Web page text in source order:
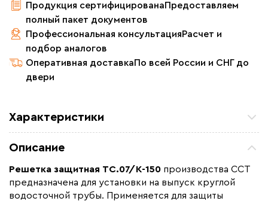
Продукция сертифицированаПредоставляем
полный пакет документов
Профессиональная консультацияРасчет и
подбор аналогов
Оперативная доставкаПо всей России и СНГ до
двери
Характеристики
Страна производства Россия
Вес (кг)
Описание
Решетка защитная ТС.07/К-150 производства ССТ
предназначена для установки на выпуск круглой
водосточной трубы. Применяется для защиты